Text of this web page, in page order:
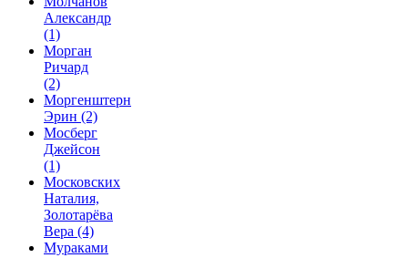
Александр
(1)
Морган
Ричард
(2)
Моргенштерн
Эрин (2)
Мосберг
Джейсон
(1)
Московских
Наталия,
Золотарёва
Вера (4)
Мураками